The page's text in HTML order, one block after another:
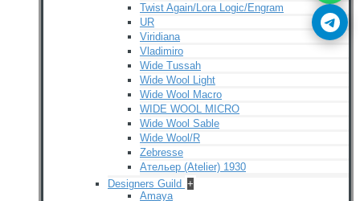
Twist Again/Lora Logic/Engram
UR
Viridiana
Vladimiro
Wide Tussah
Wide Wool Light
Wide Wool Macro
WIDE WOOL MICRO
Wide Wool Sable
Wide Wool/R
Zebresse
Ательер (Atelier) 1930
Designers Guild +
Amaya